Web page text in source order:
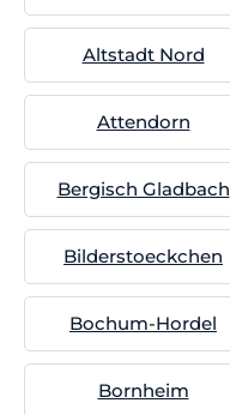
Altstadt Nord
Attendorn
Bergisch Gladbach
Bilderstoeckchen
Bochum-Hordel
Bornheim